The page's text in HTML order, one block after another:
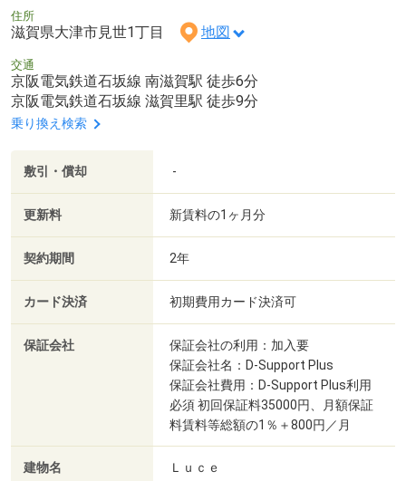
住所
滋賀県大津市見世1丁目 地図
交通
京阪電気鉄道石坂線 南滋賀駅 徒歩6分
京阪電気鉄道石坂線 滋賀里駅 徒歩9分
乗り換え検索
敷引・償却 -
更新料 新賃料の1ヶ月分
契約期間 2年
カード決済 初期費用カード決済可
保証会社
保証会社の利用：加入要
保証会社名：D-Support Plus
保証会社費用：D-Support Plus利用
必須 初回保証料35000円、月額保証
料賃料等総額の1％＋800円／月
建物名 Ｌｕｃｅ